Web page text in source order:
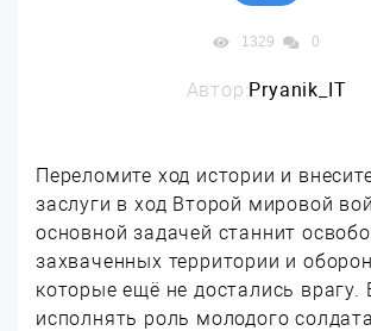
1329 0
Автор:Pryanik_IT
Переломите ход истории и
заслуги в ход Второй мировой
основной задачей станнит
захваченных территории и
которые ещё не достались врагу.
исполнять роль молодого